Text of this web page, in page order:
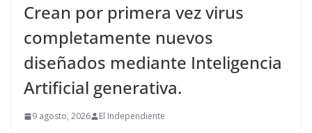
Crean por primera vez virus
completamente nuevos
diseñados mediante Inteligencia
Artificial generativa.
9 agosto, 2026 El Independiente